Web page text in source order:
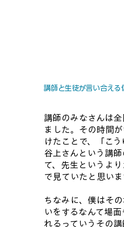
講師と生徒が言い合える
講師のみなさんは
ました。その時間
けたことで、「こ
谷上さんという講
て、先生というよ
で見ていたと思いま
ちなみに、僕はそ
いをするなんて場
れるっていうその